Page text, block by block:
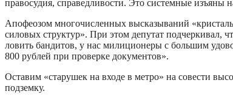
правосудия, справедливости. Это системные изъяны
Апофеозом многочисленных высказываний
силовых структур». При этом депутат
ловить бандитов, у нас милиционеры с большим
800 рублей при проверке документов».
Оставим «старушек на входе в метро» на совести
подземку.